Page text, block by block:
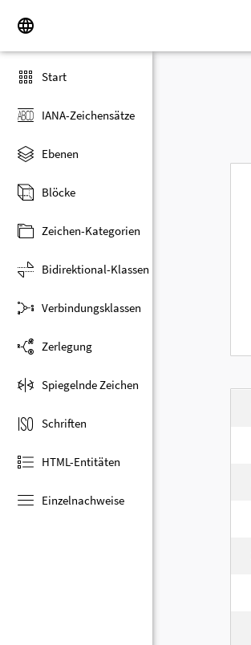
Start
IANA-Zeichensätze
Ebenen
Blöcke
Zeichen-Kategorien
Bidirektional-Klassen
Verbindungsklassen
Zerlegung
Spiegelnde Zeichen
Schriften
HTML-Entitäten
Einzelnachweise